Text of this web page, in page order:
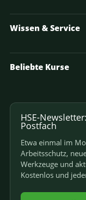
Wissen & Service
Beliebte Kurse
HSE-
Postfach
Etwa einmal im
Arbeitsschutz,
Werkzeuge und
Kostenlos und